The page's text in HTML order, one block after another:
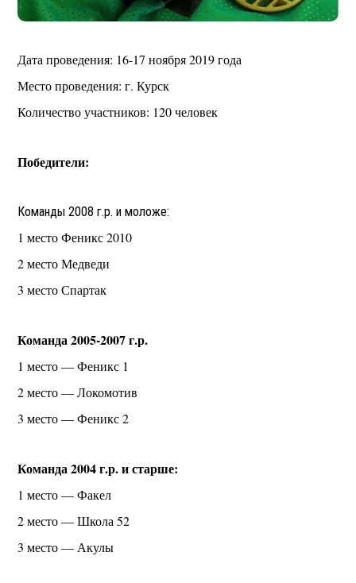
Дата проведения: 16-17 ноября 2019 года
Место проведения: г. Курск
Количество участников: 120 человек
Победители:
Команды 2008 г.р. и моложе:
1 место Феникс 2010
2 место Медведи
3 место Спартак
Команда 2005-2007 г.р.
1 место — Феникс 1
2 место — Локомотив
3 место — Феникс 2
Команда 2004 г.р. и старше:
1 место — Факел
2 место — Школа 52
3 место — Акулы